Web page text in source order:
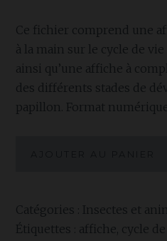
Ce fichier comprend une
à la main sur le cycle de
ainsi qu’une affiche à
des différents stades de
papillon. Format
cycle
de
Catégories : Insectes et
Étiquettes : affiche, cycle